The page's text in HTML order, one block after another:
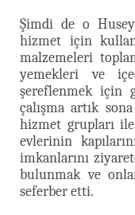
Şimdi de o
hizmet için
malzemeleri
yemekleri ve
şereflenmek için
çalışma artık
hizmet grupları ile
evlerinin
imkanlarını
bulunmak ve
seferber etti.